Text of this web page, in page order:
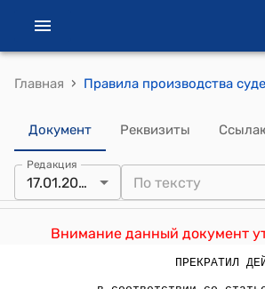
Главная ›
Документ Реквизиты
Редакция
17.01.2000
Внимание данный документ